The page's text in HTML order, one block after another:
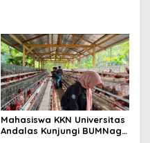
Mahasiswa KKN Universitas
Andalas Kunjungi BUMNag